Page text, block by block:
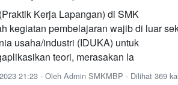
Kerja Lapangan) di SMK
kegiatan pembelajaran wajib di luar
usaha/industri (IDUKA) untuk
teori, merasakan la
21:23 - Oleh Admin SMKMBP - Dilihat 369